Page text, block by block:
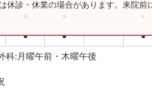
● ● ●
休診・休業の場合があります。来院前
科:月曜午前・木曜午後